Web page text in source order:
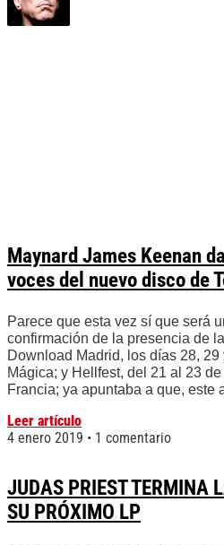
Maynard James Keenan
voces del nuevo disco de
Parece que esta vez sí que será
confirmación de la presencia de
Download Madrid, los días 28,
Mágica; y Hellfest, del 21 al 23
Francia; ya apuntaba a que, este
Leer artículo
4 enero 2019
1 comentario
JUDAS PRIEST TERMINA
SU PRÓXIMO LP